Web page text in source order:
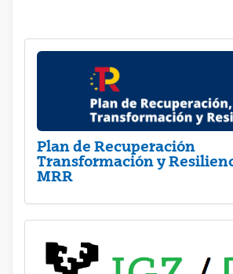
Plan de Recuperación
Transformación y
MRR